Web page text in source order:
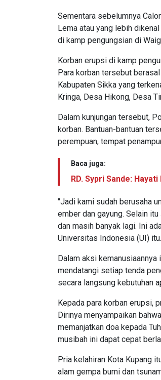
Sementara sebelumnya
Lema atau yang lebih
di kamp pengungsian di
Korban erupsi di kamp
Para korban tersebut
Kabupaten Sikka yang
Kringa, Desa Hikong, Desa
Dalam kunjungan tersebut,
korban. Bantuan-bantuan
perempuan, tempat
Baca juga:
RD. Sypri Sande:
"Jadi kami sudah berusaha
ember dan gayung. Selain
dan masih banyak lagi. Ini
Universitas Indonesia (UI) itu.
Dalam aksi
mendatangi setiap tenda
secara langsung kebutuhan
Kepada para korban erupsi,
Dirinya menyampaikan
memanjatkan doa kepada
musibah ini dapat cepat
Pria kelahiran Kota Kupang
alam gempa bumi dan